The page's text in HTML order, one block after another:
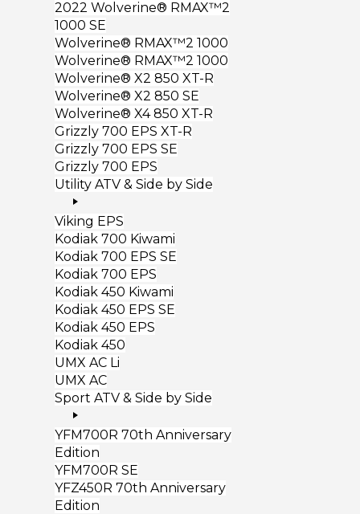
2022 Wolverine® RMAX™2
1000 SE
Wolverine® RMAX™2 1000
Wolverine® RMAX™2 1000
Wolverine® X2 850 XT-R
Wolverine® X2 850 SE
Wolverine® X4 850 XT-R
Grizzly 700 EPS XT-R
Grizzly 700 EPS SE
Grizzly 700 EPS
Utility ATV & Side by Side
Viking EPS
Kodiak 700 Kiwami
Kodiak 700 EPS SE
Kodiak 700 EPS
Kodiak 450 Kiwami
Kodiak 450 EPS SE
Kodiak 450 EPS
Kodiak 450
UMX AC Li
UMX AC
Sport ATV & Side by Side
YFM700R 70th Anniversary
Edition
YFM700R SE
YFZ450R 70th Anniversary
Edition